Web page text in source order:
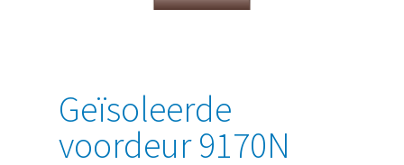
Geïsoleerde
voordeur 9170N